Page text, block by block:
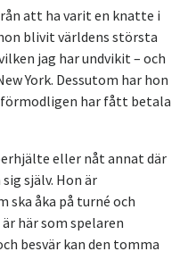
att ha varit en knatte i
blivit världens största
jag har undvikit – och
York. Dessutom har hon
har fått betala
eller nåt annat där
själv. Hon är
ska åka på turné och
här som spelaren
besvär kan den tomma